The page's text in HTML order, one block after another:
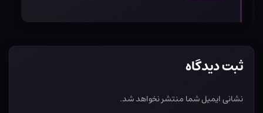
ثبت دیدگاه
نشانی ایمیل شما منتشر نخواهد شد.